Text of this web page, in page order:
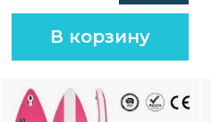
В корзину